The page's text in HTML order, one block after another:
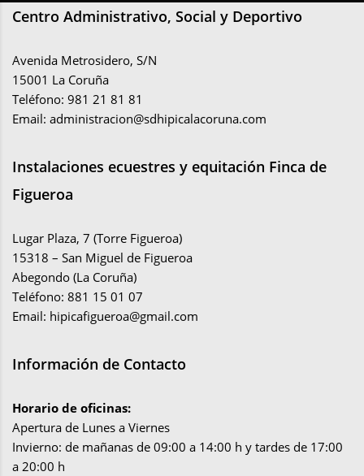
Centro Administrativo, Social y Deportivo
Avenida Metrosidero, S/N
15001 La Coruña
Teléfono: 981 21 81 81
Email: administracion@sdhipicalacoruna.com
Instalaciones ecuestres y equitación Finca de
Figueroa
Lugar Plaza, 7 (Torre Figueroa)
15318 – San Miguel de Figueroa
Abegondo (La Coruña)
Teléfono: 881 15 01 07
Email: hipicafigueroa@gmail.com
Información de Contacto
Horario de oficinas:
Apertura de Lunes a Viernes
Invierno: de mañanas de 09:00 a 14:00 h y tardes de 17:00
a 20:00 h